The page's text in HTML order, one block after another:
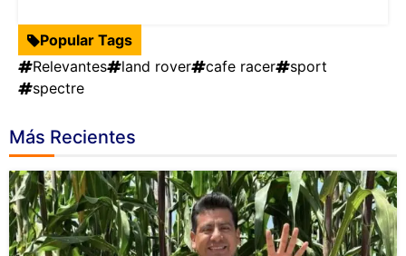
Popular Tags
Relevantes
land rover cafe racer
sport
spectre
Más Recientes